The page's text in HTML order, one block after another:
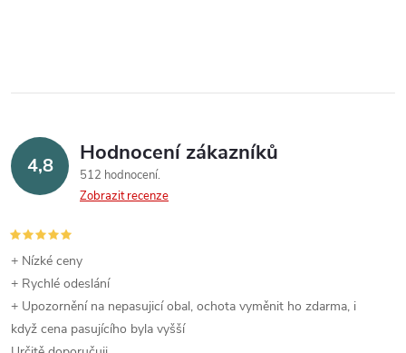
4,8 Hodnocení zákazníků
512 hodnocení
Zobrazit recenze
+ Nízké ceny
+ Rychlé odeslání
+ Upozornění na nepasujicí obal, ochota vyměnit ho zdarma, i
když cena pasujícího byla vyšší